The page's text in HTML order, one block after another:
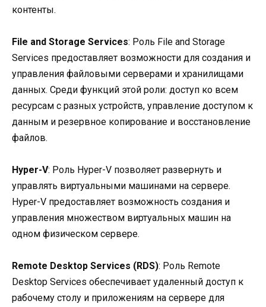
контенты.
File and Storage Services: Роль File and Storage
Services предоставляет возможности для создания и
управления файловыми серверами и хранилищами
данных. Среди функций этой роли: доступ ко всем
ресурсам с разных устройств, управление доступом к
данным и резервное копирование и восстановление
файлов.
Hyper-V: Роль Hyper-V позволяет развернуть и
управлять виртуальными машинами на сервере.
Hyper-V предоставляет возможность создания и
управления множеством виртуальных машин на
одном физическом сервере.
Remote Desktop Services (RDS): Роль Remote
Desktop Services обеспечивает удаленный доступ к
рабочему столу и приложениям на сервере для